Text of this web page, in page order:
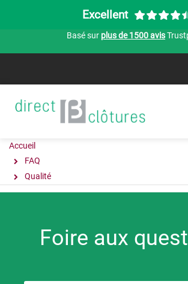
Excellent
Basé sur plus de 1500 avis
Accueil
FAQ
Qualité
Foire aux